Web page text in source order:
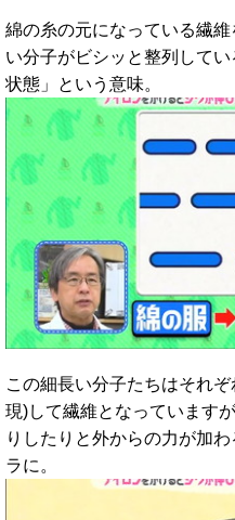
綿の糸の元になっている繊
い分子がビシッと整列して
状態」という意味。
この細長い分子たちはそれ
現)して繊維となっています
りしたりと外からの力が加
ラに。